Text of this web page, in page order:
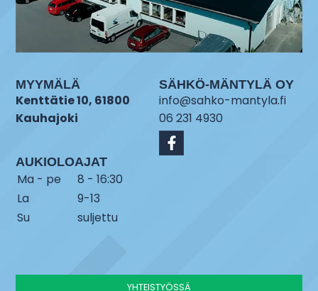
MYYMÄLÄ
Kenttätie 10, 61800
Kauhajoki
AUKIOLOAJAT
Ma - pe
8 - 16:30
La
9-13
Su
suljettu
SÄHKÖ-MÄNTYLÄ OY
info@sahko-mantyla.fi
06 231 4930
YHTEISTYÖSSÄ